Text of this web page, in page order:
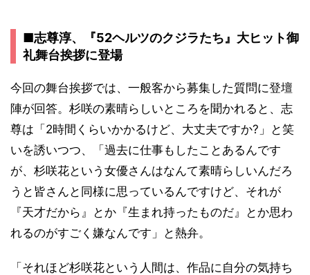
■志尊淳、『52ヘルツのクジラたち』大ヒット御
礼舞台挨拶に登場
今回の舞台挨拶では、一般客から募集した質問に登壇
陣が回答。杉咲の素晴らしいところを聞かれると、志
尊は「2時間くらいかかるけど、大丈夫ですか?」と笑
いを誘いつつ、「過去に仕事もしたことあるんです
が、杉咲花という女優さんはなんて素晴らしいんだろ
うと皆さんと同様に思っているんですけど、それが
『天才だから』とか『生まれ持ったものだ』とか思わ
れるのがすごく嫌なんです」と熱弁。
「それほど杉咲花という人間は、作品に自分の気持ち